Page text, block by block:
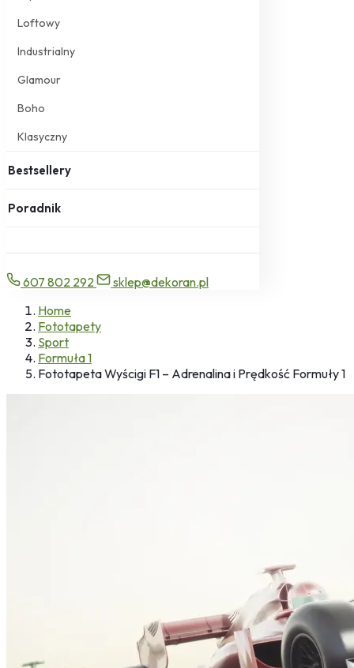
Loftowy
Industrialny
Glamour
Boho
Klasyczny
Bestsellery
Poradnik
607 802 292
sklep@dekoran.pl
Home
Fototapety
Sport
Formuła 1
Fototapeta Wyścigi F1 – Adrenalina i Prędkość Formuły 1